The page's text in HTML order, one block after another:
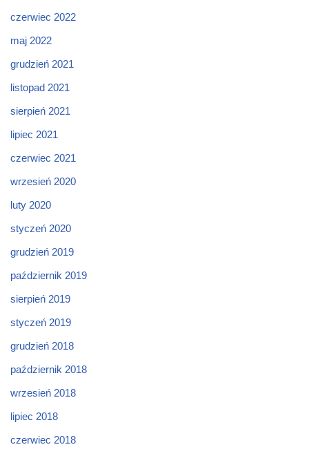
czerwiec 2022
maj 2022
grudzień 2021
listopad 2021
sierpień 2021
lipiec 2021
czerwiec 2021
wrzesień 2020
luty 2020
styczeń 2020
grudzień 2019
październik 2019
sierpień 2019
styczeń 2019
grudzień 2018
październik 2018
wrzesień 2018
lipiec 2018
czerwiec 2018